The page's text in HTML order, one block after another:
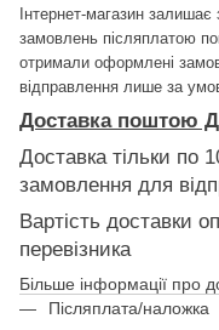
Інтернет-магазин
замовлень післяплатою
отримали оформлені
відправлення лише за
Доставка поштою
Доставка тільки по
замовлення для
Вартість доставки
перевізника
Більше інформації про
Післяплата/наложка